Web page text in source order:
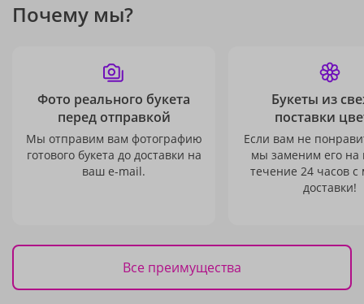
Почему мы?
Фото реального букета
перед отправкой
Мы отправим вам фотографию
готового букета до доставки на
ваш e-mail.
Букеты из
поставки
Если вам не
мы заменим его на
течение 24 часов с
доставки!
Все преимущества